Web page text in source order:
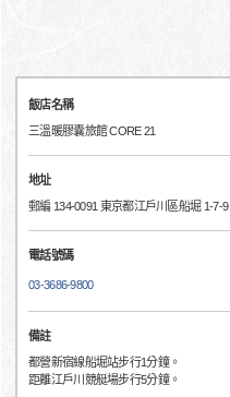
飯店名稱
三溫暖膠囊旅館 CORE 21
地址
郵編 134-0091 東京都江戶川區船堀 1-7-9
電話號碼
03-3686-9800
備註
都營新宿線船堀站步行1分鐘。
距離江戶川競艇場步行5分鐘。